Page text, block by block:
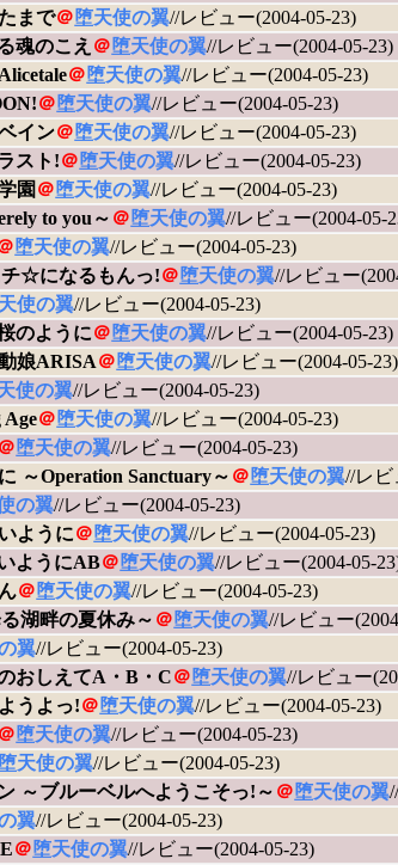
まで＠堕天使の翼//レビュー(2004-05-23)
魂のこえ ＠堕天使の翼//レビュー(2004-05-23)
＠堕天使の翼//レビュー(2004-05-23)
＠堕天使の翼//レビュー(2004-05-23)
イン＠堕天使の翼//レビュー(2004-05-23)
スト!＠堕天使の翼//レビュー(2004-05-23)
園 ＠堕天使の翼//レビュー(2004-05-23)
to you～ ＠堕天使の翼//レビュー(2004-05-
堕天使の翼//レビュー(2004-05-23)
☆になるもんっ!＠堕天使の翼//レビュー
使の翼//レビュー(2004-05-23)
のように＠堕天使の翼//レビュー(2004-05-23)
娘ARISA＠堕天使の翼//レビュー(2004-05-23)
使の翼//レビュー(2004-05-23)
Age＠堕天使の翼//レビュー(2004-05-23)
＠堕天使の翼//レビュー(2004-05-23)
～Operation Sanctuary～ ＠堕天使の翼//レビ
の翼//レビュー(2004-05-23)
ように＠堕天使の翼//レビュー(2004-05-23)
ようにAB＠堕天使の翼//レビュー(2004-05-
＠堕天使の翼//レビュー(2004-05-23)
湖畔の夏休み～ ＠堕天使の翼//レビュー
翼//レビュー(2004-05-23)
おしえてA・B・C＠堕天使の翼//レビュー
うよっ!＠堕天使の翼//レビュー(2004-05-23)
＠堕天使の翼//レビュー(2004-05-23)
堕天使の翼//レビュー(2004-05-23)
～ブルーベルへようこそっ!～ ＠堕天使の翼
翼//レビュー(2004-05-23)
＠堕天使の翼//レビュー(2004-05-23)